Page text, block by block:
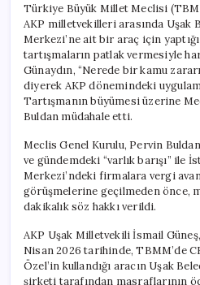
Türkiye Büyük Millet Meclisi
AKP milletvekilleri arasında Uşak
Merkezi’ne ait bir araç için
tartışmaların patlak vermesiyle
Günaydın, “Nerede bir kamu
diyerek AKP dönemindeki
Tartışmanın büyümesi üzerine
Buldan müdahale etti.
Meclis Genel Kurulu, Pervin
ve gündemdeki “varlık barışı” ile
Merkezi’ndeki firmalara vergi
görüşmelerine geçilmeden önce,
dakikalık söz hakkı verildi.
AKP Uşak Milletvekili İsmail Güneş,
Nisan 2026 tarihinde, TBMM’de
Özel’in kullandığı aracın Uşak
şirketi tarafından masraflarının